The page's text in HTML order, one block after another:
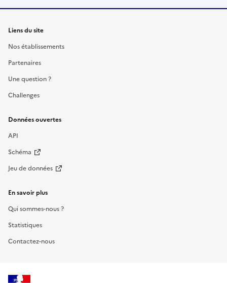
Liens du site
Nos établissements
Partenaires
Une question ?
Challenges
Données ouvertes
API
Schéma
Jeu de données
En savoir plus
Qui sommes-nous ?
Statistiques
Contactez-nous